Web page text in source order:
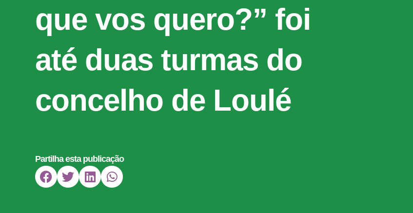
que vos quero?” foi
até duas turmas do
concelho de Loulé
Partilha esta publicação